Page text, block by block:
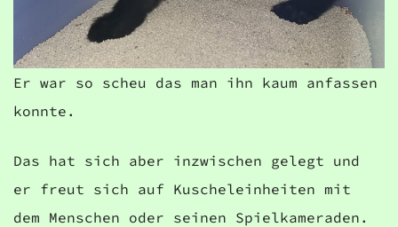
Er war so scheu das man ihn kaum anfassen
konnte.
Das hat sich aber inzwischen gelegt und
er freut sich auf Kuscheleinheiten mit
dem Menschen oder seinen Spielkameraden.